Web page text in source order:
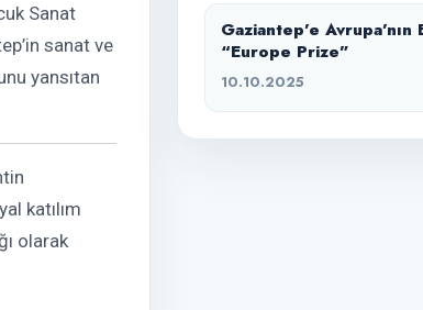
Sanat
sanat ve
yansıtan
katılım
olarak
Gaziantep’e
“Europe Prize”
10.10.2025